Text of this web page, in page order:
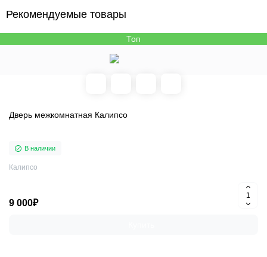
Рекомендуемые товары
Топ
Дверь межкомнатная Калипсо
В наличии
Калипсо
9 000₽